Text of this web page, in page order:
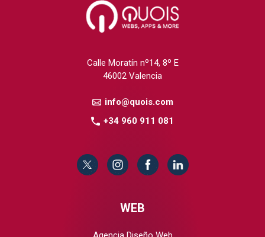
Calle Moratín nº14, 8º E
46002 Valencia
info@quois.com
+34 960 911 081
WEB